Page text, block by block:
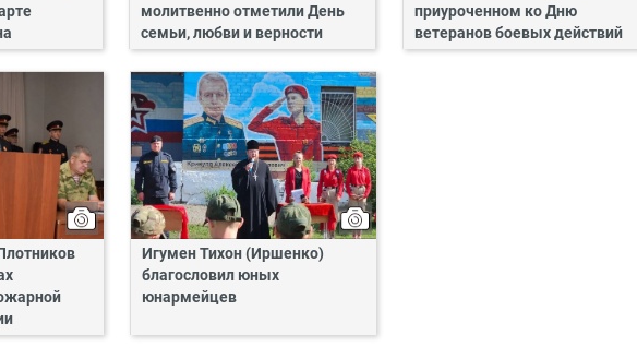
молитвенно отметили День
семьи, любви и верности
приуроченном ко Дню
ветеранов боевых действий
Игумен Тихон (Иршенко)
благословил юных
юнармейцев